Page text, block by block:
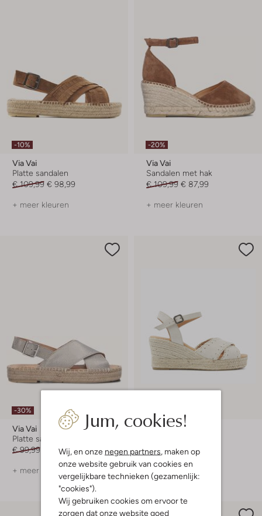
Jum, cookies!
Wij, en onze negen partners , maken op
onze website gebruik van cookies en
vergelijkbare technieken (gezamenlijk:
"cookies").
Wij gebruiken cookies om ervoor te
zorgen dat onze website goed
-10%
Via Vai
Platte sandalen
€ 109,99 € 98,99
+ meer kleuren
-20%
Via Vai
Sandalen met hak
€ 109,99 € 87,99
+ meer kleuren
-30%
Via Vai
Platte sandalen
€ 99,99
€ 69,99
+ meer kleuren
Via Vai
€ 119,99 € 71,99
+ meer kleuren